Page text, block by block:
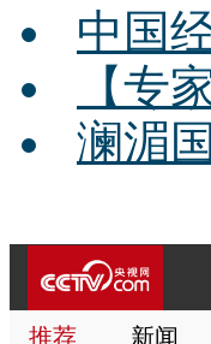
中国
【专
澜湄